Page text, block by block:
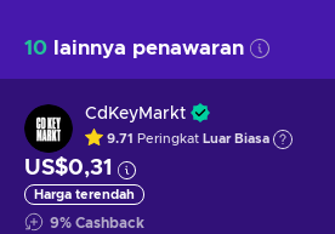
10 lainnya penawaran
CdKeyMarkt
9.71 Peringkat Luar Biasa
US$0,31
Harga terendah
9% Cashback